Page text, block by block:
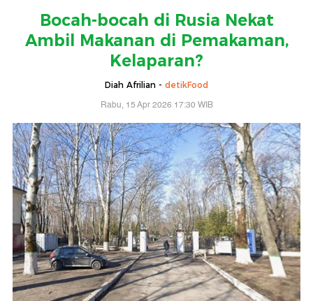
Bocah-bocah di Rusia Nekat
Ambil Makanan di Pemakaman,
Kelaparan?
Diah Afrilian - detikFood
Rabu, 15 Apr 2026 17:30 WIB